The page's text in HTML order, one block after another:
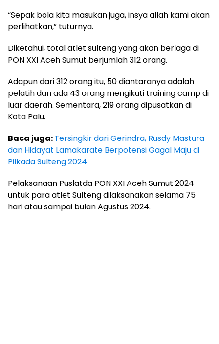
“Sepak bola kita masukan juga, insya allah kami akan
perlihatkan,” tuturnya.
Diketahui, total atlet sulteng yang akan berlaga di
PON XXI Aceh Sumut berjumlah 312 orang.
Adapun dari 312 orang itu, 50 diantaranya adalah
pelatih dan ada 43 orang mengikuti training camp di
luar daerah. Sementara, 219 orang dipusatkan di
Kota Palu.
Baca juga:Tersingkir dari Gerindra, Rusdy Mastura
dan Hidayat Lamakarate Berpotensi Gagal Maju di
Pilkada Sulteng 2024
Pelaksanaan Puslatda PON XXI Aceh Sumut 2024
untuk para atlet Sulteng dilaksanakan selama 75
hari atau sampai bulan Agustus 2024.